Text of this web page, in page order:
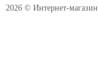
2026 © Интернет-